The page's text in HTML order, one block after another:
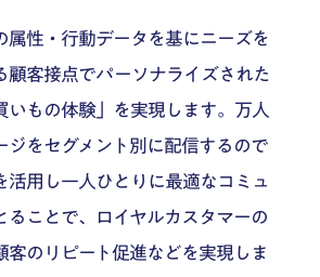
属性・行動データを基にニーズを
顧客接点でパーソナライズされた
いもの体験」を実現します。万人
ジをセグメント別に配信するので
活用し一人ひとりに最適なコミュ
ることで、ロイヤルカスタマーの
客のリピート促進などを実現しま